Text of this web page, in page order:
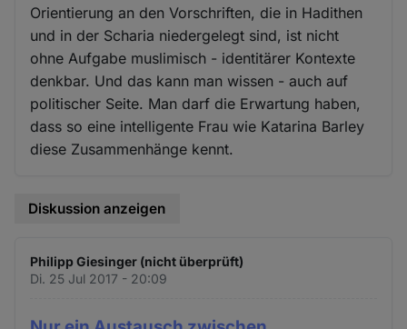
Orientierung an den Vorschriften, die in Hadithen
und in der Scharia niedergelegt sind, ist nicht
ohne Aufgabe muslimisch - identitärer Kontexte
denkbar. Und das kann man wissen - auch auf
politischer Seite. Man darf die Erwartung haben,
dass so eine intelligente Frau wie Katarina Barley
diese Zusammenhänge kennt.
Diskussion anzeigen
Philipp Giesinger (nicht überprüft)
Di. 25 Jul 2017 - 20:09